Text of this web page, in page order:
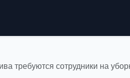
требуются сотрудники на